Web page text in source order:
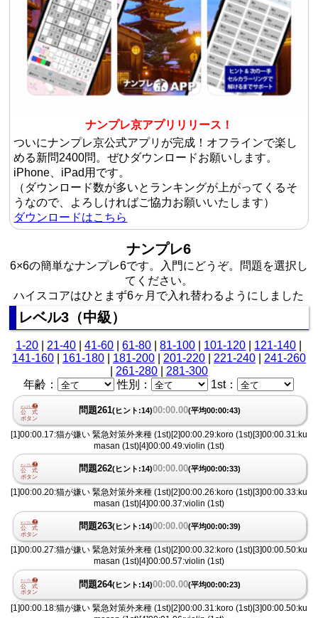
ナンプレ京アプリリリース！
ついにナンプレ京公式アプリが完成！オフラインで楽し
める新問2400問。ぜひダウンロードお願いします。
iPhone、iPad用です。
（ダウンロード数が多いとランキングが上がってくるそ
うなので、よろしければご協力お願いいたします）
ダウンロードはこちら
ナンプレ6
6×6の簡単なナンプレ6です。入門にどうぞ。問題を選択し
てください。
ハイスコアはひとまず6ヶ月で入れ替わるようにしました
レベル3（中級）
1-20 21-40 |41-60 |61-80 |81-100 101-120 121-140
141-160| 161-180| 181-200| 201-220| 221-240| 241-260
261-280| 281-300
年齢：
性別： 1st：
問題261(ヒント:14)00:00.00(平均00:00:43)
[1]00:00.17:猫が嫌い 緊急対策外来種 (1st)[2]00:00.29:koro (1st)[3]00:00.31:ku
masan (1st)[4]00:00.49:violin (1st)
問題262(ヒント:14)00:00.00(平均00:00:33)
[1]00:00.20:猫が嫌い 緊急対策外来種 (1st)[2]00:00.26:koro (1st)[3]00:00.33:ku
masan (1st)[4]00:00.37:violin (1st)
問題263(ヒント:14)00:00.00(平均00:00:39)
[1]00:00.27:猫が嫌い 緊急対策外来種 (1st)[2]00:00.32:koro (1st)[3]00:00.50:ku
masan (1st)[4]00:00.57:violin (1st)
問題264(ヒント:14)00:00.00(平均00:00:23)
[1]00:00.18:猫が嫌い 緊急対策外来種 (1st)[2]00:00.31:koro (1st)[3]00:00.50:ku